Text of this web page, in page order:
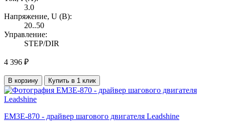
3.0
Напряжение, U (В):
20..50
Управление:
STEP/DIR
4 396 ₽
В корзину Купить в 1 клик
EM3E-870 - драйвер шагового двигателя Leadshine